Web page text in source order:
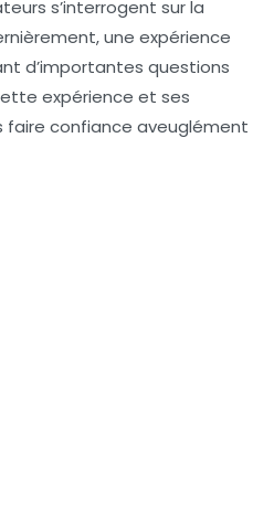
s’interrogent sur la
une expérience
d’importantes questions
expérience et ses
faire confiance aveuglément